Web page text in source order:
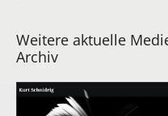
Weitere aktuelle
Archiv